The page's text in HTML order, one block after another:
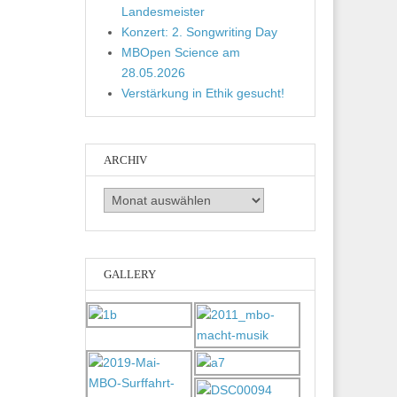
Landesmeister
Konzert: 2. Songwriting Day
MBOpen Science am
28.05.2026
Verstärkung in Ethik gesucht!
ARCHIV
Archiv
GALLERY